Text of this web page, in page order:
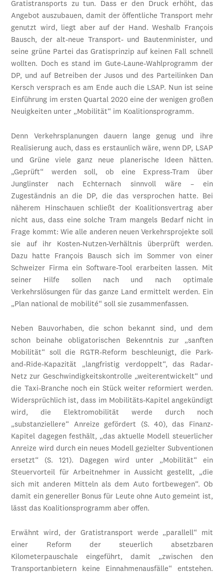
Gratistransports zu tun. Dass er den Druck erhöht, das
Angebot auszubauen, damit der öffentliche Transport mehr
genutzt wird, liegt aber auf der Hand. Weshalb François
Bausch, der alt-neue Transport- und Bautenminister, und
seine grüne Partei das Gratisprinzip auf keinen Fall schnell
wollten. Doch es stand im Gute-Laune-Wahlprogramm der
DP, und auf Betreiben der Jusos und des Parteilinken Dan
Kersch versprach es am Ende auch die LSAP. Nun ist seine
Einführung im ersten Quartal 2020 eine der wenigen großen
Neuigkeiten unter „Mobilität“ im Koalitionsprogramm.
Denn Verkehrsplanungen dauern lange genug und ihre
Realisierung auch, dass es erstaunlich wäre, wenn DP, LSAP
und Grüne viele ganz neue planerische Ideen hätten.
„Geprüft“ werden soll, ob eine Express-Tram über
Junglinster nach Echternach sinnvoll wäre – ein
Zugeständnis an die DP, die das versprochen hatte. Bei
näherem Hinschauen schließt der Koalitionsvertrag aber
nicht aus, dass eine solche Tram mangels Bedarf nicht in
Frage kommt: Wie alle anderen neuen Verkehrsprojekte soll
sie auf ihr Kosten-Nutzen-Verhältnis überprüft werden.
Dazu hatte François Bausch sich im Sommer von einer
Schweizer Firma ein Software-Tool erarbeiten lassen. Mit
seiner Hilfe sollen nach und nach optimale
Verkehrslösungen für das ganze Land ermittelt werden. Ein
„Plan national de mobilité“ soll sie zusammenfassen.
Neben Bauvorhaben, die schon bekannt sind, und dem
schon beinahe obligatorischen Bekenntnis zur „sanften
Mobilität“ soll die RGTR-Reform beschleunigt, die Park-
and-Ride-Kapazität „langfristig verdoppelt“, das Radar-
Netz zur Geschwindigkeitskontrolle „weiterentwickelt“ und
die Taxi-Branche noch ein Stück weiter reformiert werden.
Widersprüchlich ist, dass im Mobilitäts-Kapitel angekündigt
wird, die Elektromobilität werde durch noch
„substanziellere“ Anreize gefördert (S. 40), das Finanz-
Kapitel dagegen festhält, „das aktuelle Modell steuerlicher
Anreize wird durch ein neues Modell gezielter Subventionen
ersetzt“ (S. 121). Dagegen wird unter „Mobilität“ ein
Steuervorteil für Arbeitnehmer in Aussicht gestellt, „die
sich mit anderen Mitteln als dem Auto fortbewegen“. Ob
damit ein genereller Bonus für Leute ohne Auto gemeint ist,
lässt das Koalitionsprogramm aber offen.
Erwähnt wird, der Gratistransport werde „parallell“ mit
einer Reform der steuerlich absetzbaren
Kilometerpauschale eingeführt, damit „zwischen den
Transportanbietern keine Einnahmenausfälle“ entstehen.